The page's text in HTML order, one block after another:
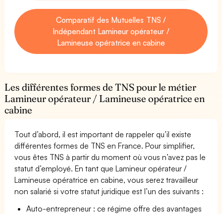
Comparatif des Mutuelles TNS /
Indépendant Lamineur opérateur /
Lamineuse opératrice en cabine
Les différentes formes de TNS pour le métier
Lamineur opérateur / Lamineuse opératrice en
cabine
Tout d’abord, il est important de rappeler qu’il existe
différentes formes de TNS en France. Pour simplifier,
vous êtes TNS à partir du moment où vous n’avez pas le
statut d’employé. En tant que Lamineur opérateur /
Lamineuse opératrice en cabine, vous serez travailleur
non salarié si votre statut juridique est l’un des suivants :
Auto-entrepreneur : ce régime offre des avantages